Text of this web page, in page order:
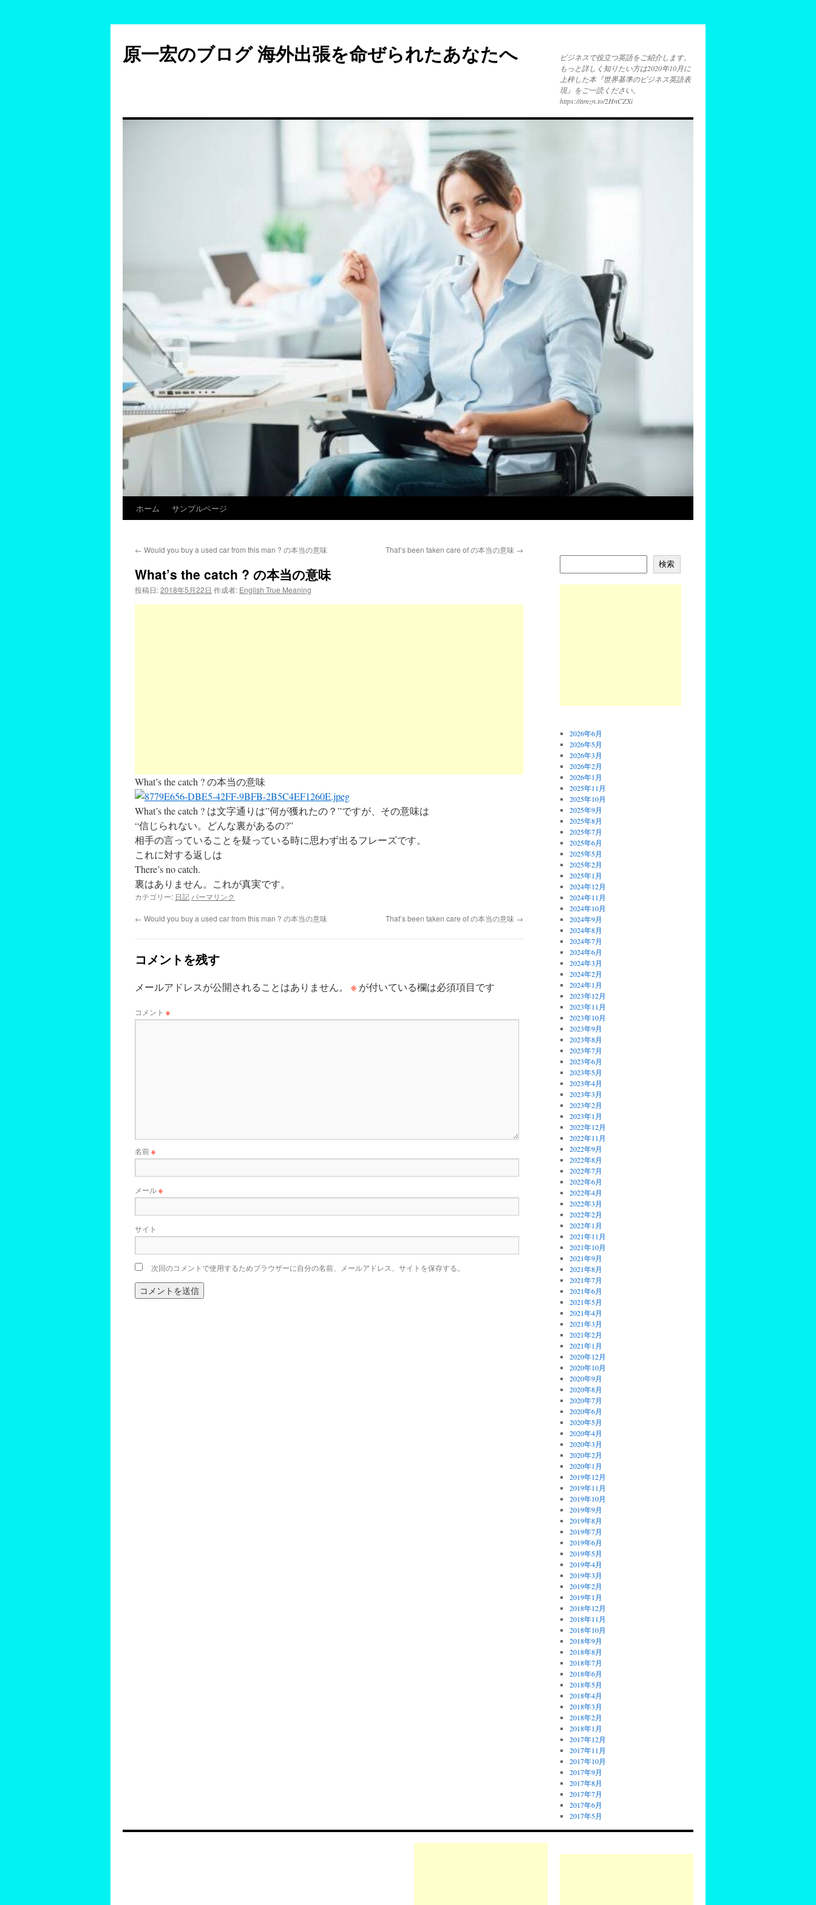
テ
ン
ッ
原一宏のブログ 海外出張を命ぜられたあなたへ
ビジネスで役立つ英語をご紹介します。
もっと詳しく知りたい方は2020年10月に
上梓した本『世界基準のビジネス英語表
現』をご一読ください。
https://amzn.to/2HnCZXi
ホーム サンプルページ
← Would you buy a used car from this man ? の本当の意味 That’s been taken care of の本当の意味 →
What’s the catch ? の本当の意味
投稿日:2018年5月22日 作成者: English True Meaning
What’s the catch ? の本当の意味
What’s the catch ? は文字通りは”何が獲れたの？”ですが、その意味は
“信じられない。どんな裏があるの?”
相手の言っていることを疑っている時に思わず出るフレーズです。
これに対する返しは
There’s no catch.
裏はありません。これが真実です。
カテゴリー: 日記 パーマリンク
← Would you buy a used car from this man ? の本当の意味 That’s been taken care of の本当の意味 →
コメントを残す
メールアドレスが公開されることはありません。 ※ が付いている欄は必須項目です
コメント ※
名前※
メール※
サイト
次回のコメントで使用するためブラウザーに自分の名前、メールアドレス、サイトを保存する。
検索
2026年6月
2026年5月
2026年3月
2026年2月
2026年1月
2025年11月
2025年10月
2025年9月
2025年8月
2025年7月
2025年6月
2025年5月
2025年2月
2025年1月
2024年12月
2024年11月
2024年10月
2024年9月
2024年8月
2024年7月
2024年6月
2024年3月
2024年2月
2024年1月
2023年12月
2023年11月
2023年10月
2023年9月
2023年8月
2023年7月
2023年6月
2023年5月
2023年4月
2023年3月
2023年2月
2023年1月
2022年12月
2022年11月
2022年9月
2022年8月
2022年7月
2022年6月
2022年4月
2022年3月
2022年2月
2022年1月
2021年11月
2021年10月
2021年9月
2021年8月
2021年7月
2021年6月
2021年5月
2021年4月
2021年3月
2021年2月
2021年1月
2020年12月
2020年10月
2020年9月
2020年8月
2020年7月
2020年6月
2020年5月
2020年4月
2020年3月
2020年2月
2020年1月
2019年12月
2019年11月
2019年10月
2019年9月
2019年8月
2019年7月
2019年6月
2019年5月
2019年4月
2019年3月
2019年2月
2019年1月
2018年12月
2018年11月
2018年10月
2018年9月
2018年8月
2018年7月
2018年6月
2018年5月
2018年4月
2018年3月
2018年2月
2018年1月
2017年12月
2017年11月
2017年10月
2017年9月
2017年8月
2017年7月
2017年6月
2017年5月